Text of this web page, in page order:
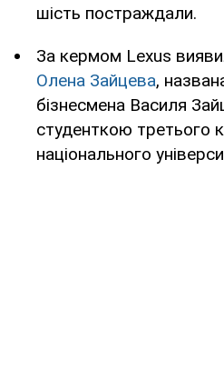
шість постраждали.
За кермом Lexus
Олена Зайцева,
бізнесмена Василя
студенткою третього
національного